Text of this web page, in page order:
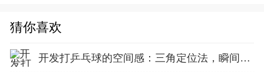
猜你喜欢
开发打乒乓球的空间感：三角定位法，瞬间找准最佳击球点